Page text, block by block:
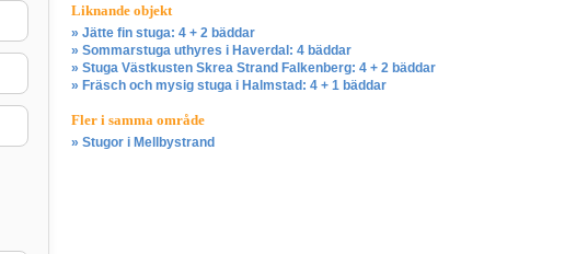
Liknande objekt
» Jätte fin stuga: 4 + 2 bäddar
» Sommarstuga uthyres i Haverdal: 4 bäddar
» Stuga Västkusten Skrea Strand Falkenberg: 4 + 2 bäddar
» Fräsch och mysig stuga i Halmstad: 4 + 1 bäddar
Fler i samma område
» Stugor i Mellbystrand